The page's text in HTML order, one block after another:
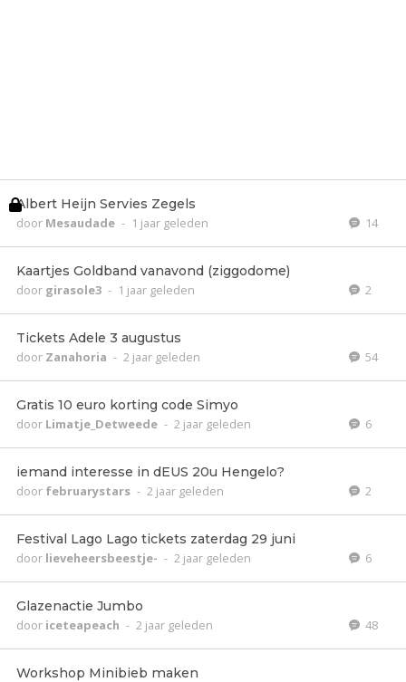
Albert Heijn Servies Zegels
door Mesaudade - 1 jaar geleden 14
Kaartjes Goldband vanavond (ziggodome)
door girasole3 - 1 jaar geleden 2
Tickets Adele 3 augustus
door Zanahoria - 2 jaar geleden 54
Gratis 10 euro korting code Simyo
door Limatje_Detweede - 2 jaar geleden 6
iemand interesse in dEUS 20u Hengelo?
door februarystars - 2 jaar geleden 2
Festival Lago Lago tickets zaterdag 29 juni
door lieveheersbeestje- - 2 jaar geleden 6
Glazenactie Jumbo
door iceteapeach - 2 jaar geleden 48
Workshop Minibieb maken